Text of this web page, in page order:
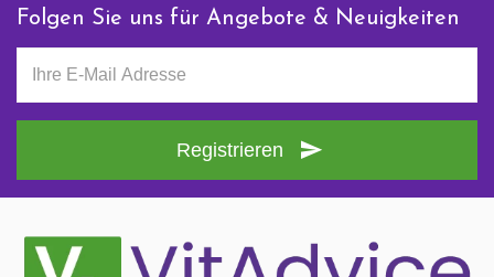
Folgen Sie uns für Angebote & Neuigkeiten
Registrieren